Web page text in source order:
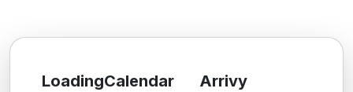
LoadingCalendar Arrivy